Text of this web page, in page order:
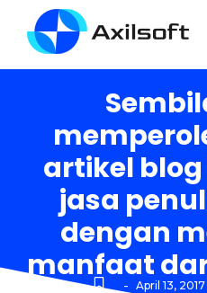
artikel
jasa
dengan
manfaat
- April 13, 2017